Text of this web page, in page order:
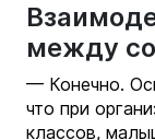
между
— Конечно.
что при
классов,